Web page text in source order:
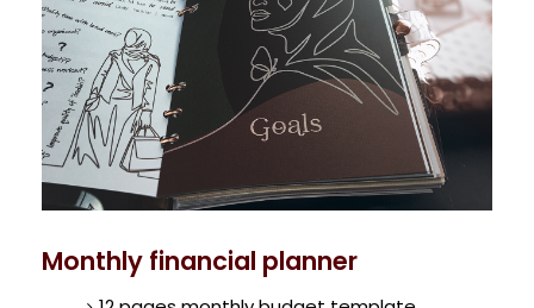
Monthly financial planner